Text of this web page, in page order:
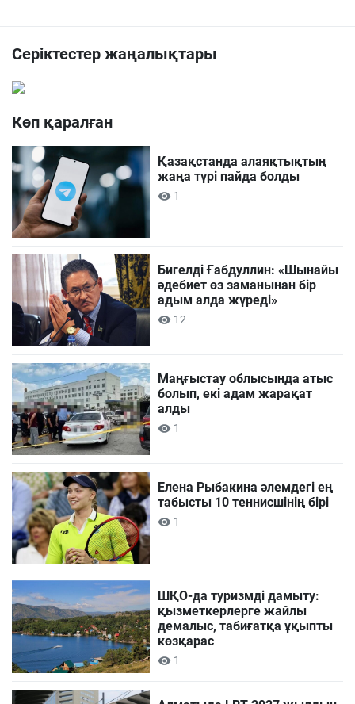
Серіктестер жаңалықтары
Көп қаралған
Қазақстанда алаяқтықтың
жаңа түрі пайда болды
1
Бигелді Ғабдуллин: «Шынайы
әдебиет өз заманынан бір
адым алда жүреді»
12
Маңғыстау облысында атыс
болып, екі адам жарақат
алды
1
Елена Рыбакина әлемдегі ең
табысты 10 теннисшінің бірі
1
ШҚО-да туризмді дамыту:
қызметкерлерге жайлы
демалыс, табиғатқа ұқыпты
көзқарас
1